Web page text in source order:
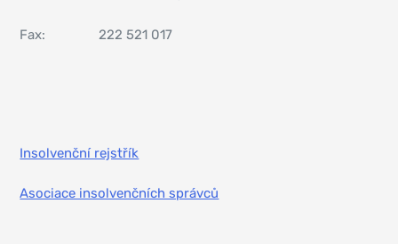
Fax: 222 521 017
Insolvenční rejstřík
Asociace insolvenčních správců